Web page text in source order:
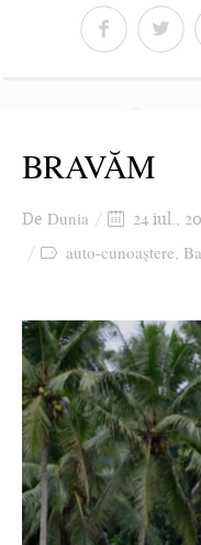
BRAVĂM
De Dunia 24 iul.,
auto-cunoaștere,